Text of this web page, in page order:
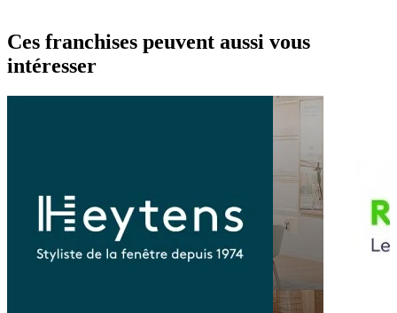
Ces franchises peuvent aussi vous
intéresser